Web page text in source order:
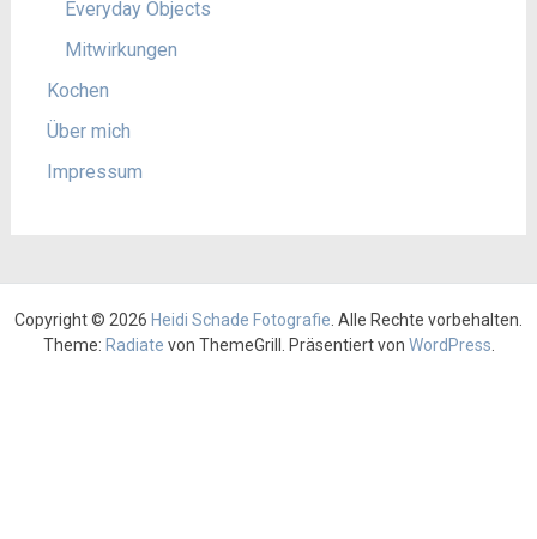
Everyday Objects
Mitwirkungen
Kochen
Über mich
Impressum
Copyright © 2026 Heidi Schade Fotografie . Alle Rechte vorbehalten.
Theme: Radiate von ThemeGrill. Präsentiert von WordPress